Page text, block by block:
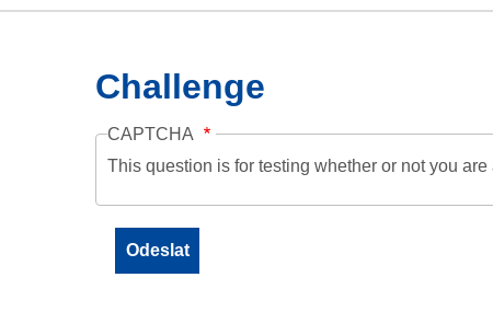
Challenge
CAPTCHA
This question is for testing whether or not you